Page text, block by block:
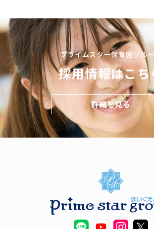
プライムスター保育園グル
採用情報はこち
詳細を見る